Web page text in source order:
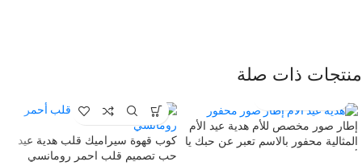
منتجات ذات صلة
إطار صور مخصص للأم هدية عيد الأم
المثالية محفور بالاسم تعبر عن حبك يا
كوب قهوة سيراميك قلب هدية عيد
حب تصميم قلب احمر رومانسي